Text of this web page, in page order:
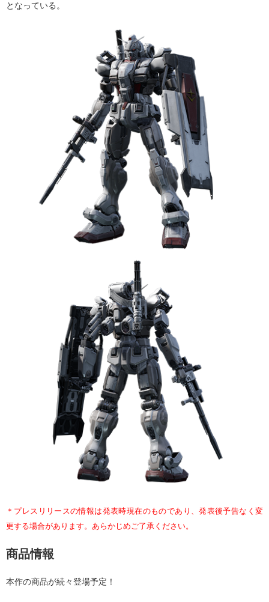
となっている。
＊プレスリリースの情報は発表時現在のものであり、発表後予告なく変
更する場合があります。あらかじめご了承ください。
商品情報
本作の商品が続々登場予定！